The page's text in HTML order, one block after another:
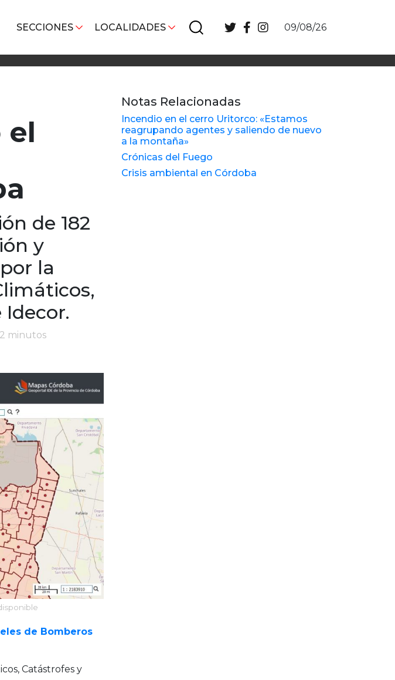
SECCIONES LOCALIDADES 09/08/26
el
de 182
y
la
minutos
de Bomberos
Catástrofes y
Notas Relacionadas
Incendio en el cerro Uritorco: «Estamos
reagrupando agentes y saliendo de nuevo
a la montaña»
Crónicas del Fuego
Crisis ambiental en Córdoba